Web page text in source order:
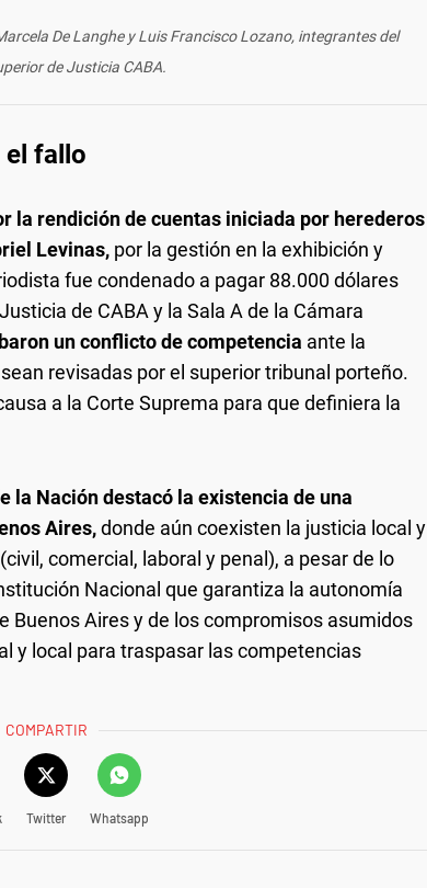
De Langhe y Luis Francisco Lozano, integrantes del
de Justicia CABA.
el fallo
la rendición de cuentas iniciada por herederos
Levinas, por la gestión en la exhibición y
fue condenado a pagar 88.000 dólares
de CABA y la Sala A de la Cámara
un conflicto de competencia ante la
revisadas por el superior tribunal porteño.
a la Corte Suprema para que definiera la
la Nación destacó la existencia de una
Aires,donde aún coexisten la justicia local y
comercial, laboral y penal), a pesar de lo
Nacional que garantiza la autonomía
Buenos Aires y de los compromisos asumidos
y local para traspasar las competencias
COMPARTIR
Twitter Whatsapp